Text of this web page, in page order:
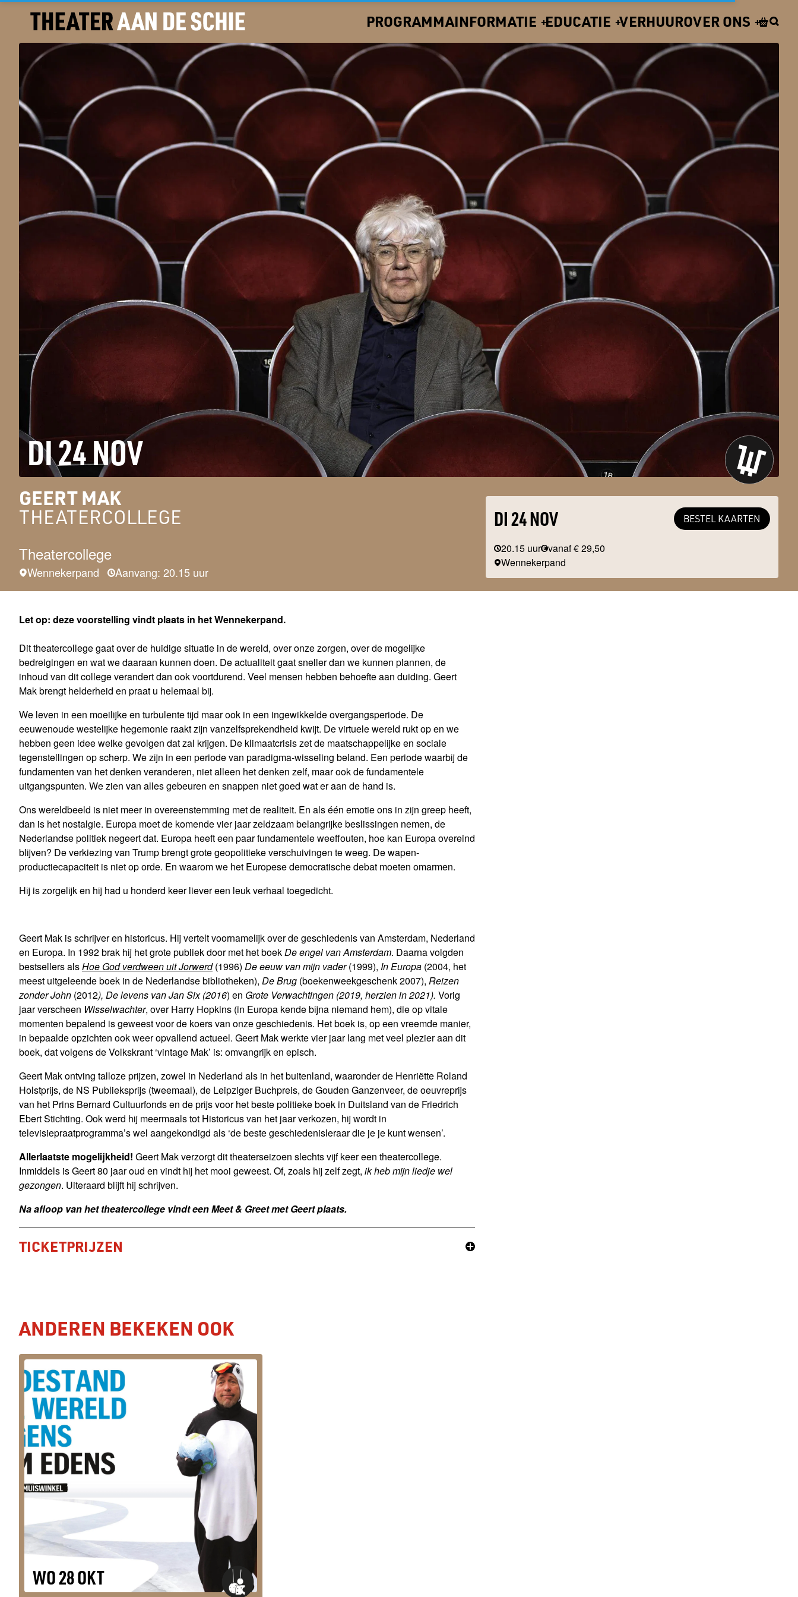
PROGRAMMAINFORMATIE EDUCATIE VERHUUROVER ONS
DI 24 NOV
GEERT MAK
THEATERCOLLEGE
Theatercollege
Wennekerpand Aanvang: 20.15 uur
Let op: deze voorstelling vindt plaats in het Wennekerpand.
Dit theatercollege gaat over de huidige situatie in de wereld, over onze zorgen, over de mogelijke
bedreigingen en wat we daaraan kunnen doen. De actualiteit gaat sneller dan we kunnen plannen, de
inhoud van dit college verandert dan ook voortdurend. Veel mensen hebben behoefte aan duiding. Geert
Mak brengt helderheid en praat u helemaal bij.
We leven in een moeilijke en turbulente tijd maar ook in een ingewikkelde overgangsperiode. De
eeuwenoude westelijke hegemonie raakt zijn vanzelfsprekendheid kwijt. De virtuele wereld rukt op en we
hebben geen idee welke gevolgen dat zal krijgen. De klimaatcrisis zet de maatschappelijke en sociale
tegenstellingen op scherp. We zijn in een periode van paradigma-wisseling beland. Een periode waarbij de
fundamenten van het denken veranderen, niet alleen het denken zelf, maar ook de fundamentele
uitgangspunten. We zien van alles gebeuren en snappen niet goed wat er aan de hand is.
Ons wereldbeeld is niet meer in overeenstemming met de realiteit. En als één emotie ons in zijn greep heeft,
dan is het nostalgie. Europa moet de komende vier jaar zeldzaam belangrijke beslissingen nemen, de
Nederlandse politiek negeert dat. Europa heeft een paar fundamentele weeffouten, hoe kan Europa overeind
blijven? De verkiezing van Trump brengt grote geopolitieke verschuivingen te weeg. De wapen-
productiecapaciteit is niet op orde. En waarom we het Europese democratische debat moeten omarmen.
Hij is zorgelijk en hij had u honderd keer liever een leuk verhaal toegedicht.
Geert Mak is schrijver en historicus. Hij vertelt voornamelijk over de geschiedenis van Amsterdam, Nederland
en Europa. In 1992 brak hij het grote publiek door met het boekDe engel van Amsterdam. Daarna volgden
bestsellers alsHoe God verdween uit Jorwerd(1996) De eeuw van mijn vader(1999), In Europa (2004, het
meest uitgeleende boek in de Nederlandse bibliotheken), De Brug (boekenweekgeschenk 2007), Reizen
zonder John (2012), De levens van Jan Six (2016) en Grote Verwachtingen (2019, herzien in 2021). Vorig
jaar verscheen Wisselwachter, over Harry Hopkins (in Europa kende bijna niemand hem), die op vitale
momenten bepalend is geweest voor de koers van onze geschiedenis. Het boek is, op een vreemde manier,
in bepaalde opzichten ook weer opvallend actueel. Geert Mak werkte vier jaar lang met veel plezier aan dit
boek, dat volgens de Volkskrant ‘vintage Mak’ is: omvangrijk en episch.
Geert Mak ontving talloze prijzen, zowel in Nederland als in het buitenland, waaronder de Henriëtte Roland
Holstprijs, de NS Publieksprijs (tweemaal), de Leipziger Buchpreis, de Gouden Ganzenveer, de oeuvreprijs
van het Prins Bernard Cultuurfonds en de prijs voor het beste politieke boek in Duitsland van de Friedrich
Ebert Stichting. Ook werd hij meermaals tot Historicus van het jaar verkozen, hij wordt in
televisiepraatprogramma’s wel aangekondigd als ‘de beste geschiedenisleraar die je je kunt wensen’.
Allerlaatste mogelijkheid! Geert Mak verzorgt dit theaterseizoen slechts vijf keer een theatercollege.
Inmiddels is Geert 80 jaar oud en vindt hij het mooi geweest. Of, zoals hij zelf zegt, ik heb mijn liedje wel
gezongen. Uiteraard blijft hij schrijven.
Na afloop van het theatercollege vindt een Meet & Greet met Geert plaats.
TICKETPRIJZEN
DI 24 NOV BESTEL KAARTEN
20.15 uur vanaf € 29,50
Wennekerpand
ANDEREN BEKEKEN OOK
WO 28 OKT